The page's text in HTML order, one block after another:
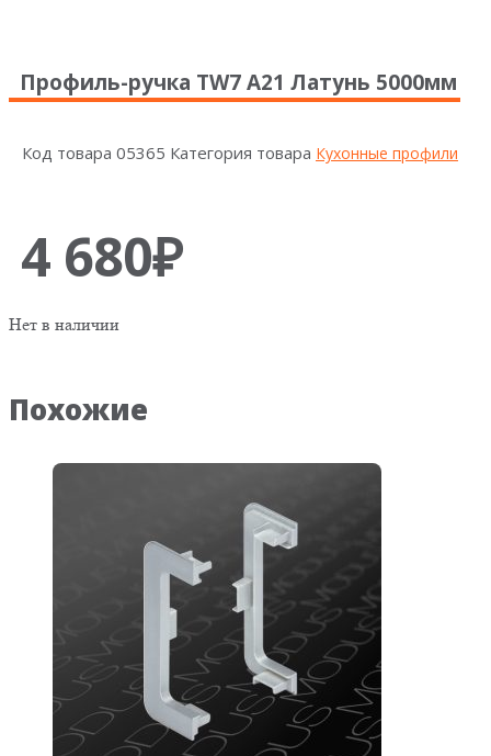
Профиль-ручка TW7 А21 Латунь 5000мм
Код товара 05365 Категория товара Кухонные профили
4 680₽
Нет в наличии
Похожие